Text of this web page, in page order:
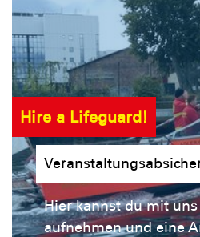
Hire a Lifeguard!
Hier kannst du mit
aufnehmen und eine